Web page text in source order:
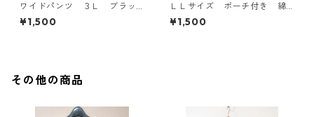
ワイドパンツ ３Ｌ ブラッ
ク KAE-4697
¥1,500
ＬＬサイズ ポーチ付き 綿
１００％ 花柄 トラベルパ
ジャマ ホワイト KAE-4578
¥1,500
その他の商品